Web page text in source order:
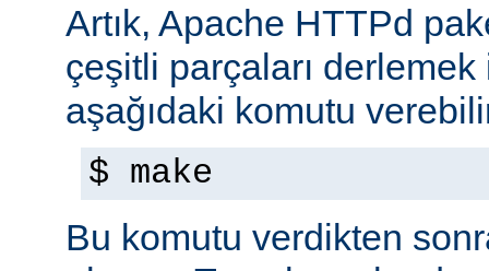
Artık, Apache HTTPd
çeşitli parçaları
aşağıdaki komutu
$ make
Bu komutu verdikten